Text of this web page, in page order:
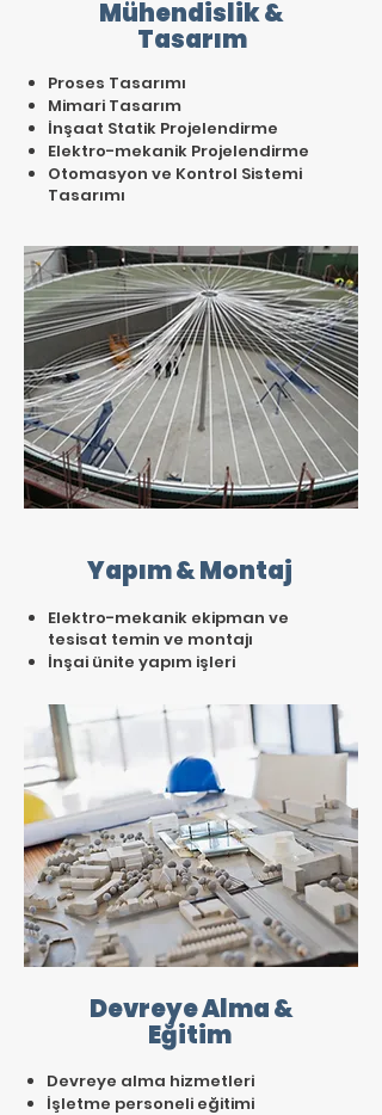
Mühendislik &
Tasarım
Proses Tasarımı
Mimari Tasarım
İnşaat Statik Projelendirme
Elektro-mekanik Projelendirme
Otomasyon ve Kontrol Sistemi
Tasarımı
Yapım & Montaj
Elektro-mekanik ekipman ve
tesisat temin ve montajı
İnşai ünite yapım işleri
Devreye Alma &
Eğitim
Devreye alma hizmetleri
İşletme personeli eğitimi